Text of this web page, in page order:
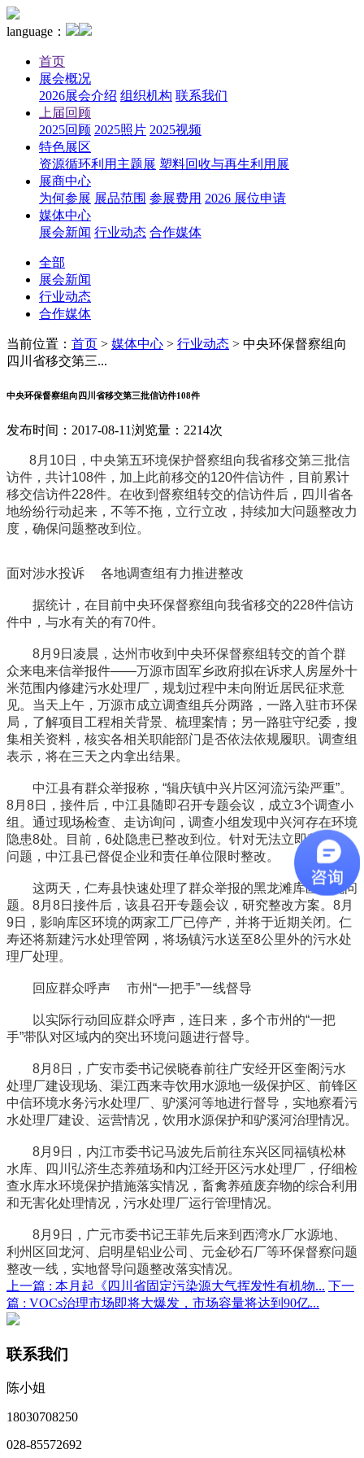
language：
首页
展会概况
2026展会介绍 组织机构 联系我们
上届回顾
2025回顾 2025照片 2025视频
特色展区
资源循环利用主题展 塑料回收与再生利用展
展商中心
为何参展 展品范围 参展费用 2026 展位申请
媒体中心
展会新闻 行业动态 合作媒体
全部
展会新闻
行业动态
合作媒体
当前位置： 首页 > 媒体中心 > 行业动态 > 中央环保督察组向
四川省移交第三...
中央环保督察组向四川省移交第三批信访件108件
发布时间：2017-08-11浏览量：2214次
8月10日，中央第五环境保护督察组向我省移交第三批信
访件，共计108件，加上此前移交的120件信访件，目前累计
移交信访件228件。在收到督察组转交的信访件后，四川省各
地纷纷行动起来，不等不拖，立行立改，持续加大问题整改力
度，确保问题整改到位。
面对涉水投诉 各地调查组有力推进整改
据统计，在目前中央环保督察组向我省移交的228件信访
件中，与水有关的有70件。
8月9日凌晨，达州市收到中央环保督察组转交的首个群
众来电来信举报件——万源市固军乡政府拟在诉求人房屋外十
米范围内修建污水处理厂，规划过程中未向附近居民征求意
见。当天上午，万源市成立调查组兵分两路，一路入驻市环保
局，了解项目工程相关背景、梳理案情；另一路驻守纪委，搜
集相关资料，核实各相关职能部门是否依法依规履职。调查组
表示，将在三天之内拿出结果。
中江县有群众举报称，“辑庆镇中兴片区河流污染严重”。
8月8日，接件后，中江县随即召开专题会议，成立3个调查小
组。通过现场检查、走访询问，调查小组发现中兴河存在环境
隐患8处。目前，6处隐患已整改到位。针对无法立即整改的
问题，中江县已督促企业和责任单位限时整改。
这两天，仁寿县快速处理了群众举报的黑龙滩库区环境问
题。8月8日接件后，该县召开专题会议，研究整改方案。8月
9日，影响库区环境的两家工厂已停产，并将于近期关闭。仁
寿还将新建污水处理管网，将场镇污水送至8公里外的污水处
理厂处理。
回应群众呼声 市州“一把手”一线督导
以实际行动回应群众呼声，连日来，多个市州的“一把
手”带队对区域内的突出环境问题进行督导。
8月8日，广安市委书记侯晓春前往广安经开区奎阁污水
处理厂建设现场、渠江西来寺饮用水源地一级保护区、前锋区
中信环境水务污水处理厂、驴溪河等地进行督导，实地察看污
水处理厂建设、运营情况，饮用水源保护和驴溪河治理情况。
8月9日，内江市委书记马波先后前往东兴区同福镇松林
水库、四川弘济生态养殖场和内江经开区污水处理厂，仔细检
查水库水环境保护措施落实情况，畜禽养殖废弃物的综合利用
和无害化处理情况，污水处理厂运行管理情况。
8月9日，广元市委书记王菲先后来到西湾水厂水源地、
利州区回龙河、启明星铝业公司、元金砂石厂等环保督察问题
整改一线，实地督导问题整改落实情况。
上一篇 : 本月起《四川省固定污染源大气挥发性有机物... 下一
篇 : VOCs治理市场即将大爆发，市场容量将达到90亿...
联系我们
陈小姐
18030708250
028-85572692